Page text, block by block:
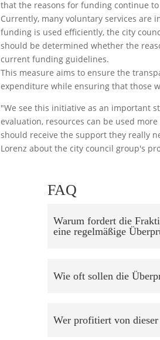
that the reasons for funding continue
Currently, many voluntary services
funding is used efficiently, the city
should be determined whether the
current funding guidelines.
This measure aims to ensure the
expenditure while ensuring that those
"We see this initiative as an important
evaluation, resources can be used
should receive the support they really
Lorenz about the city council group's
FAQ
Warum fordert die
eine regelmäßige
Wie oft sollen die
Wer profitiert von dieser